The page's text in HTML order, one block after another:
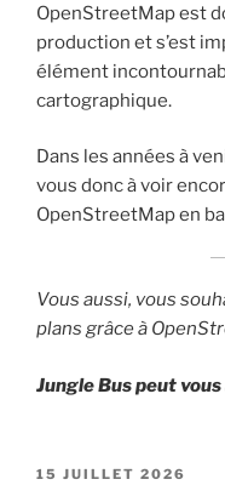
OpenStreetMap est
production et s’est
élément
cartographique.
Dans les années à
vous donc à voir
OpenStreetMap en
Vous aussi, vous
plans grâce à
Jungle Bus peut
PUBLIÉ
15 JUILLET 2026